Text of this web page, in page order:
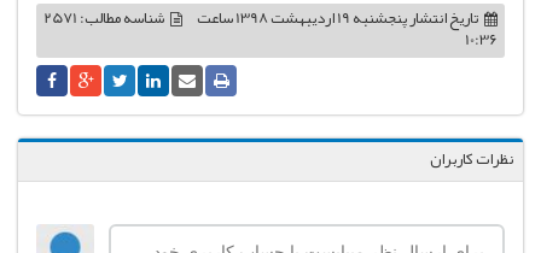
شناسه مطالب: 2571 تاریخ انتشار پنجشنبه 19 اردیبهشت 1398 ساعت
10:36
نظرات کاربران